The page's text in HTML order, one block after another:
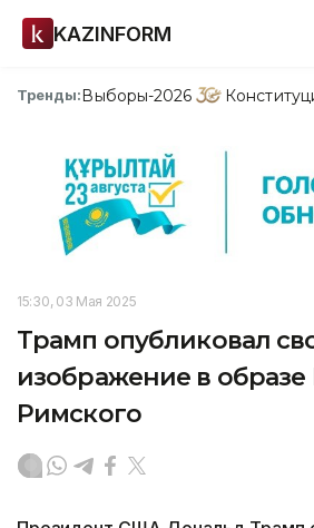
KAZINFORM
Тренды:Выборы-2026
15:30, 03 Мая 2025
Трамп опубликовал
изображение в
Римского